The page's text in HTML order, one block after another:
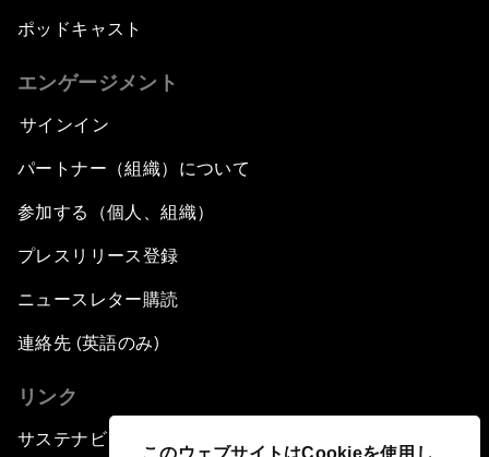
このウェブサイトはCookieを使用し
ポッドキャスト
エンゲージメント
サインイン
パートナー（組織）について
参加する（個人、組織）
プレスリリース登録
ニュースレター購読
連絡先 (英語のみ)
リンク
サステナビリティへの取り組み